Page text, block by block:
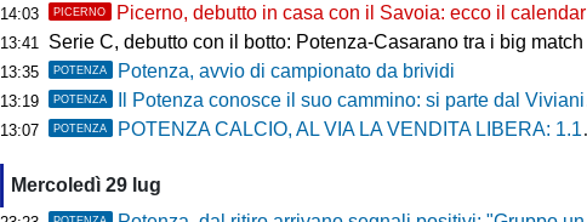
14:03 PICERNO Picerno, debutto in casa con il Savoia: ecco il calendario della stagione 2026/27
13:41 Serie C, debutto con il botto: Potenza-Casarano tra i big match della prima giornata
13:35 POTENZA Potenza, avvio di campionato da brividi
13:19 POTENZA Il Potenza conosce il suo cammino: si parte dal Viviani con il Casarano, ufficializzato il calendario della stagione 2026/27
13:07 POTENZA POTENZA CALCIO, AL VIA LA VENDITA LIBERA: 1.180 ABBONAMENTI SOTTOSCRITTI
Mercoledì 29 lug